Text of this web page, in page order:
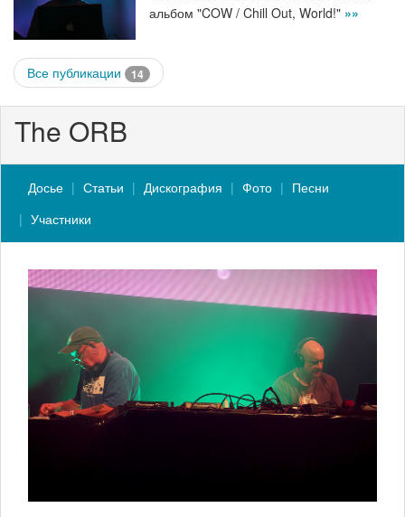
альбом "COW / Chill Out, World!" »»
Все публикации 14
The ORB
Досье Статьи Дискография Фото
Песни
Участники